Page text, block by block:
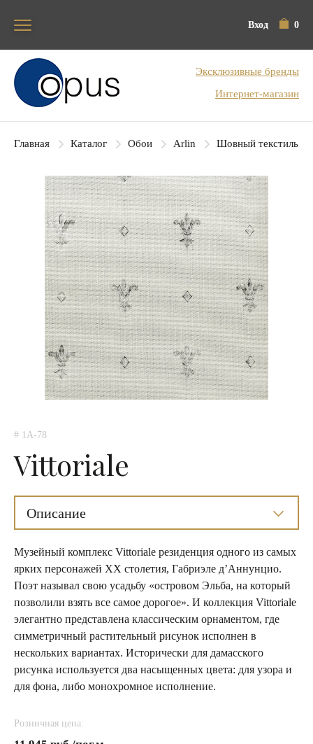
Вход 0
Блок поиска
Эксклюзивные бренды
Интернет-магазин
Главная Каталог Обои Arlin Шовный текстиль
# 1A-78
Vittoriale
Описание
Музейный комплекс Vittoriale резиденция одного из самых
ярких персонажей XX столетия, Габриэле д’Аннунцио.
Поэт называл свою усадьбу «островом Эльба, на который
позволили взять все самое дорогое». И коллекция Vittoriale
элегантно представлена классическим орнаментом, где
симметричный растительный рисунок исполнен в
нескольких вариантах. Исторически для дамасского
рисунка используется два насыщенных цвета: для узора и
для фона, либо монохромное исполнение.
Розничная цена: